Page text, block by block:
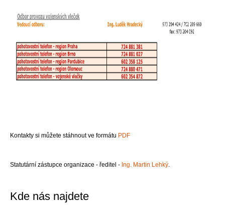
Kontakty si můžete stáhnout ve formátu PDF
Statutární zástupce organizace - ředitel - Ing. Martin Lehký.
Kde nás najdete